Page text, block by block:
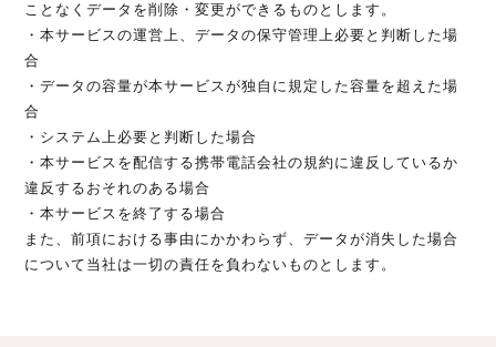
ことなくデータを削除・変更ができるものとします。
・本サービスの運営上、データの保守管理上必要と判断した場
合
・データの容量が本サービスが独自に規定した容量を超えた場
合
・システム上必要と判断した場合
・本サービスを配信する携帯電話会社の規約に違反しているか
違反するおそれのある場合
・本サービスを終了する場合
また、前項における事由にかかわらず、データが消失した場合
について当社は一切の責任を負わないものとします。